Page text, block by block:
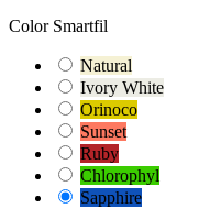
Color Smartfil
Natural
Ivory White
Orinoco
Sunset
Ruby
Chlorophyl
Sapphire